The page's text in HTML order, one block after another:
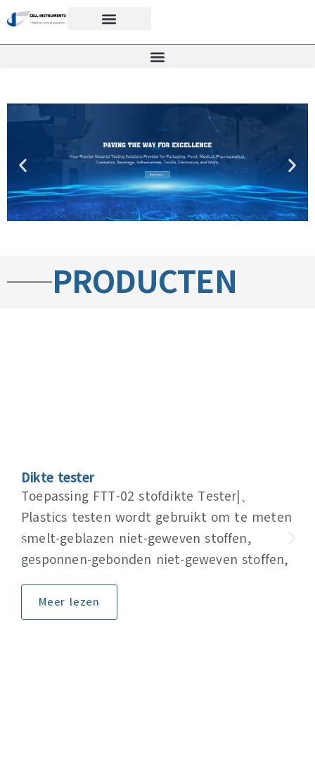
PRODUCTEN
Dikte tester
Toepassing FTT-02 stofdikte Tester|、
Plastics testen wordt gebruikt om te meten
smelt-geblazen niet-geweven stoffen,
gesponnen-gebonden niet-geweven stoffen,
Meer lezen